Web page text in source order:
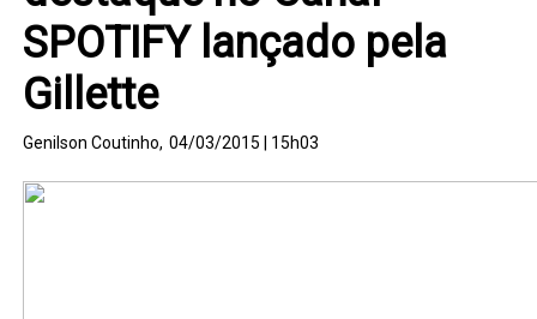
SPOTIFY lançado pela
Gillette
Genilson Coutinho, 04/03/2015 | 15h03